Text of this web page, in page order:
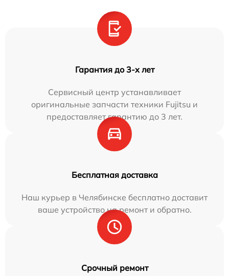
Гарантия до 3-х лет
Сервисный центр устанавливает
оригинальные запчасти техники Fujitsu и
предоставляет гарантию до 3 лет.
Бесплатная доставка
Наш курьер в Челябинске бесплатно доставит
ваше устройство на ремонт и обратно.
Срочный ремонт